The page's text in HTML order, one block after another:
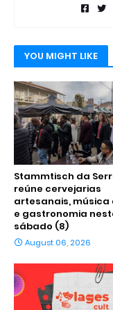
YOU MIGHT LIKE
Stammtisch da
reúne cervejarias
artesanais, música
e gastronomia
sábado (8)
August 06, 2026